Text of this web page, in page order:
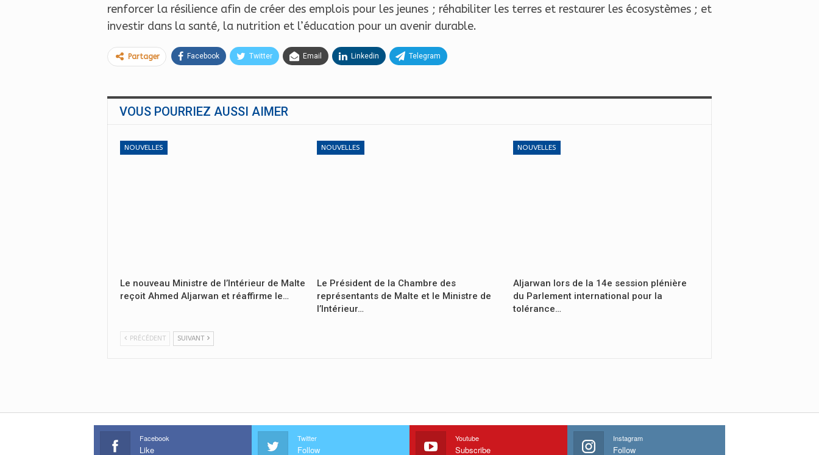
renforcer la résilience afin de créer des emplois pour les jeunes ; réhabiliter les terres et restaurer les écosystèmes ; et
investir dans la santé, la nutrition et l’éducation pour un avenir durable.
Partager Facebook Twitter Email Linkedin Telegram
VOUS POURRIEZ AUSSI AIMER
NOUVELLES
Le nouveau Ministre de l’Intérieur de Malte
reçoit Ahmed Aljarwan et réaffirme le…
NOUVELLES
Le Président de la Chambre des
représentants de Malte et le Ministre de
l’Intérieur…
NOUVELLES
Aljarwan lors de la 14e session plénière
du Parlement international pour la
tolérance…
PRÉCÉDENT SUIVANT
Facebook
Like
Twitter
Follow
Youtube
Subscribe
Instagram
Follow